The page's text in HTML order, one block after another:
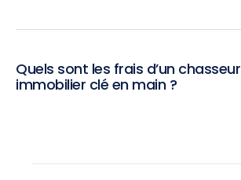
Quels sont les frais d’un chasseur
immobilier clé en main ?